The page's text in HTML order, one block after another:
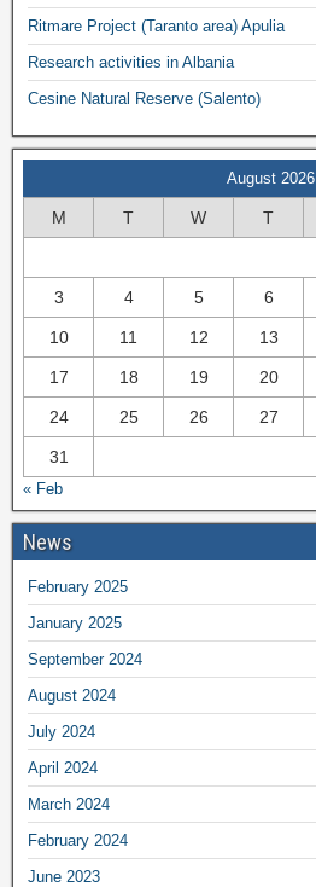
Ritmare Project (Taranto area) Apulia
Research activities in Albania
Cesine Natural Reserve (Salento)
August 2026
M T W T
3 4 5 6
10 11 12 13
17 18 19 20
24 25 26 27
31
« Feb
News
February 2025
January 2025
September 2024
August 2024
July 2024
April 2024
March 2024
February 2024
June 2023